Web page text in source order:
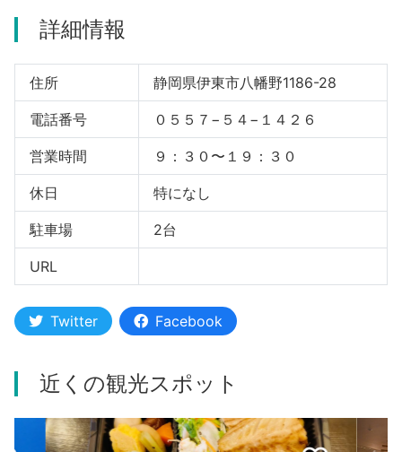
詳細情報
住所 静岡県伊東市八幡野1186-28
電話番号 ０５５７−５４−１４２６
営業時間 ９：３０〜１９：３０
休日 特になし
駐車場 2台
URL
Twitter Facebook
近くの観光スポット